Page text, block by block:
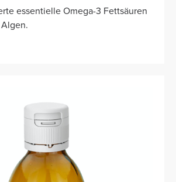
essentielle Omega-3 Fettsäuren
Algen.